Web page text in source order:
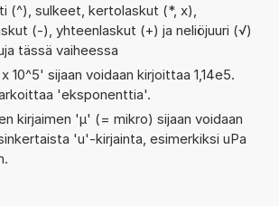
(^), sulkeet, kertolaskut (*, x),
(-), yhteenlaskut (+) ja neliöjuuri (√)
tässä vaiheessa
x 10^5' sijaan voidaan kirjoittaa 1,14e5.
'eksponenttia'.
kirjaimen 'µ' (= mikro) sijaan voidaan
'u'-kirjainta, esimerkiksi uPa